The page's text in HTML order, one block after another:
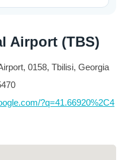
Airport (TBS)
0158, Tbilisi, Georgia
?q=41.66920%2C4